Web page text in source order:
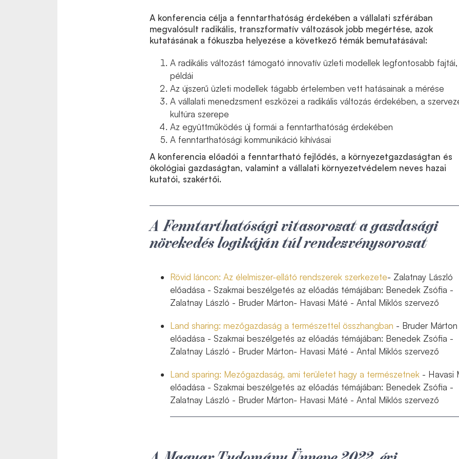
A konferencia célja a fenntarthatóság érdekében a vállalati szférában
megvalósult radikális, transzformatív változások jobb megértése, azok
kutatásának a fókuszba helyezése a következő témák bemutatásával:
A radikális változást támogató innovatív üzleti modellek legfontosabb fajtái,
példái
Az újszerű üzleti modellek tágabb értelemben vett hatásainak a mérése
A vállalati menedzsment eszközei a radikális változás érdekében, a
kultúra szerepe
Az együttműködés új formái a fenntarthatóság érdekében
A fenntarthatósági kommunikáció kihívásai
A konferencia előadói a fenntartható fejlődés, a környezetgazdaságtan és
ökológiai gazdaságtan, valamint a vállalati környezetvédelem neves hazai
kutatói, szakértői.
A Fenntarthatósági vitasorozat a gazdasági
növekedés logikáján túl rendezvénysorozat
Rövid láncon: Az élelmiszer-ellátó rendszerek szerkezete- Zalatnay László
előadása - Szakmai beszélgetés az előadás témájában: Benedek Zsófia -
Zalatnay László - Bruder Márton- Havasi Máté - Antal Miklós szervező
Land sharing: mezőgazdaság a természettel összhangban - Bruder Márton
előadása - Szakmai beszélgetés az előadás témájában: Benedek Zsófia -
Zalatnay László - Bruder Márton- Havasi Máté - Antal Miklós szervező
Land sparing: Mezőgazdaság, ami területet hagy a természetnek - Havasi
előadása - Szakmai beszélgetés az előadás témájában: Benedek Zsófia -
Zalatnay László - Bruder Márton- Havasi Máté - Antal Miklós szervező